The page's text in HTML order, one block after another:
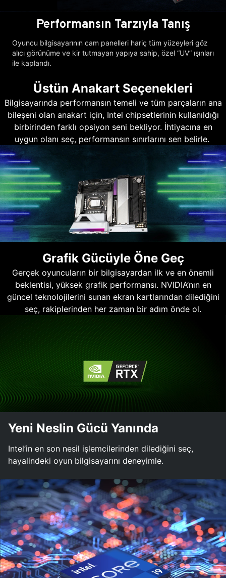
Performansın Tarzıyla Tanış
Oyuncu bilgisayarının cam panelleri hariç tüm yüzeyleri göz
alıcı görünüme ve kir tutmayan yapıya sahip, özel “UV” ışınları
ile kaplandı.
Üstün Anakart Seçenekleri
Bilgisayarında performansın temeli ve tüm parçaların ana
bileşeni olan anakart için, Intel chipsetlerinin kullanıldığı
birbirinden farklı opsiyon seni bekliyor. İhtiyacına en
uygun olanı seç, performansın sınırlarını sen belirle.
Grafik Gücüyle Öne Geç
Gerçek oyuncuların bir bilgisayardan ilk ve en önemli
beklentisi, yüksek grafik performansı. NVIDIA’nın en
güncel teknolojilerini sunan ekran kartlarından dilediğini
seç, rakiplerinden her zaman bir adım önde ol.
Yeni Neslin Gücü Yanında
Intel’in en son nesil işlemcilerinden dilediğini seç,
hayalindeki oyun bilgisayarını deneyimle.